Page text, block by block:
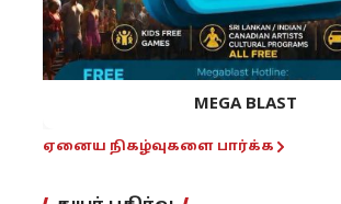
MEGA BLAST
ஏனைய நிகழ்வுகளை பார்க்க